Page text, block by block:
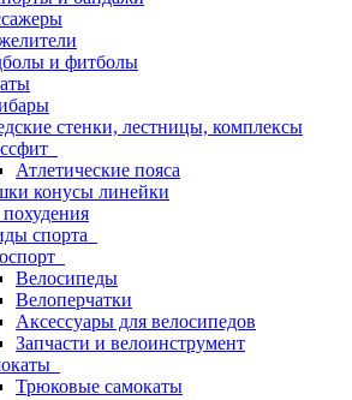
и фитболы
стенки, лестницы, комплексы
Атлетические пояса
конусы линейки
спорта
Велосипеды
Велоперчатки
Аксессуары для велосипедов
Запчасти и велоинструмент
Трюковые самокаты